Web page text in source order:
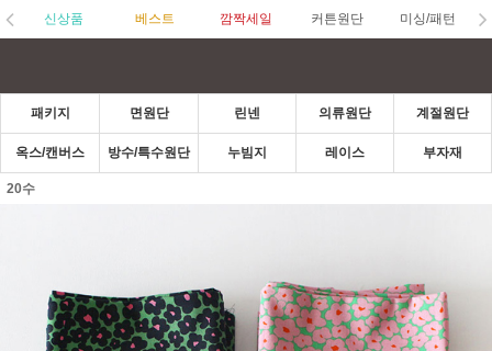
신상품 베스트 깜짝세일 커튼원단 미싱/패턴
패키지 면원단 린넨 의류원단 계절원단
옥스/캔버스 방수/특수원단 누빔지 레이스 부자재
20수